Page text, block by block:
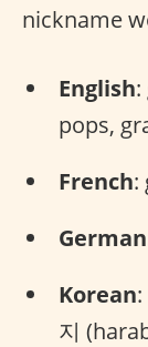
nickname
English
pops,
French:
German
Korean
지